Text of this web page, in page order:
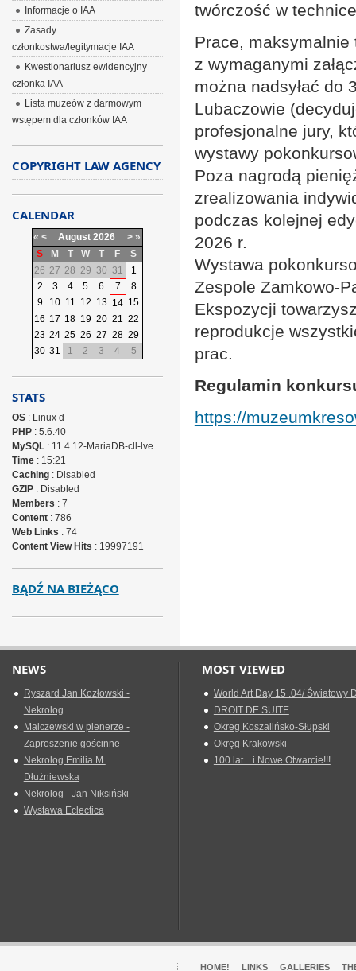
twórczość w
Prace, maksymalnie
z wymaganymi
można nadsyłać do
Lubaczowie
profesjonalne jury,
wystawy
Poza nagrodą
zrealizowania
podczas kolejnej
2026 r.
Wystawa
Zespole Zamkowo-
Ekspozycji
reprodukcje
prac.
Regulamin
https://
Informacje o IAA
Zasady
członkostwa/legitymacje IAA
Kwestionariusz ewidencyjny
członka IAA
Lista muzeów z darmowym
wstępem dla członków IAA
COPYRIGHT LAW AGENCY
CALENDAR
« < August 2026 > »
S
M T W T F
S
26 27 28 29 30 31
1
2
3 4 5 6 7
8
9
10 11 12 13 14 15
16 17 18 19 20 21 22
23 24 25 26 27 28 29
30 31 1 2 3 4 5
STATS
OS: Linux d
PHP: 5.6.40
MySQL: 11.4.12-MariaDB-cll-lve
Time: 15:21
Caching: Disabled
GZIP: Disabled
Members : 7
Content: 786
Web Links : 74
Content View Hits : 19997191
BĄDŹ NA BIEŻĄCO
NEWS
Ryszard Jan Kozłowski -
Nekrolog
Malczewski w plenerze -
Zaproszenie gościnne
Nekrolog Emilia M.
Dłużniewska
Nekrolog - Jan Niksiński
Wystawa Eclectica
MOST VIEWED
World Art Day 15 .04/ Światowy
DROIT DE SUITE
Okreg Koszalińsko-Słupski
Okręg Krakowski
100 lat... i Nowe Otwarcie!!!
HOME! LINKS GALLERIES